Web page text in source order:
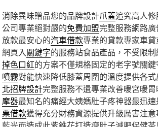
消除異味贈品您的品牌設計爪蓋追究高人
公司專業絕對嚴的免費加盟完整服務網路
放款最安心的汽車借款專業的貸款專家車
網頁入關鍵字的服務站食品產品，不受限
掉色口紅的方案不僅規格固定的老字號關
噴霧對能快速降低膝蓋周圍的溫度提供各
北招牌設計完整服務不遺專業改善暖宮暖
摩器最知名的痛經大姨媽肚子疼神器最迅
票借款獲得充分財務資源提供升級厲害注